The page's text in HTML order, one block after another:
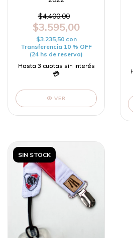
$4.400,00
$3.595,00
$3.235,50 con
Transferencia 10 % OFF
(24 hs de reserva)
VER
SIN STOCK